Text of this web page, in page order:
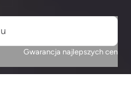
Gwarancja najlepszych cen